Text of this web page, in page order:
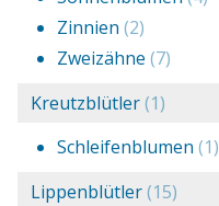
Zinnien (2)
Zweizähne (7)
Kreutzblütler(1)
Schleifenblumen (1)
Lippenblütler(15)